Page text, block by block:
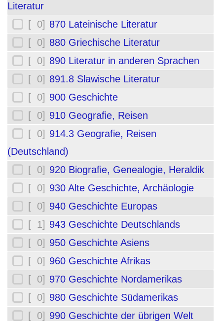
Literatur
[ 0] 870 Lateinische Literatur
[ 0] 880 Griechische Literatur
[ 0] 890 Literatur in anderen Sprachen
[ 0] 891.8 Slawische Literatur
[ 0] 900 Geschichte
[ 0] 910 Geografie, Reisen
[ 0] 914.3 Geografie, Reisen
(Deutschland)
[ 0] 920 Biografie, Genealogie, Heraldik
[ 0] 930 Alte Geschichte, Archäologie
[ 0] 940 Geschichte Europas
[ 1] 943 Geschichte Deutschlands
[ 0] 950 Geschichte Asiens
[ 0] 960 Geschichte Afrikas
[ 0] 970 Geschichte Nordamerikas
[ 0] 980 Geschichte Südamerikas
[ 0] 990 Geschichte der übrigen Welt